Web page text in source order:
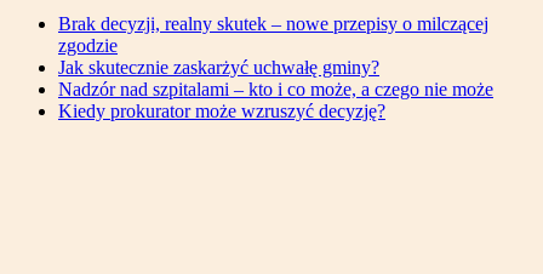
Brak decyzji, realny skutek – nowe przepisy o milczącej
zgodzie
Jak skutecznie zaskarżyć uchwałę gminy?
Nadzór nad szpitalami – kto i co może, a czego nie może
Kiedy prokurator może wzruszyć decyzję?